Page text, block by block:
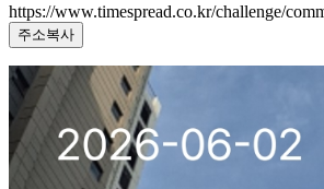
https://www.timespread.co.kr/challenge/
주소복사